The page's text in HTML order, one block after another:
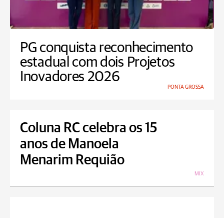
PG conquista reconhecimento
estadual com dois Projetos
Inovadores 2026
PONTA GROSSA
Coluna RC celebra os 15
anos de Manoela
Menarim Requião
MIX